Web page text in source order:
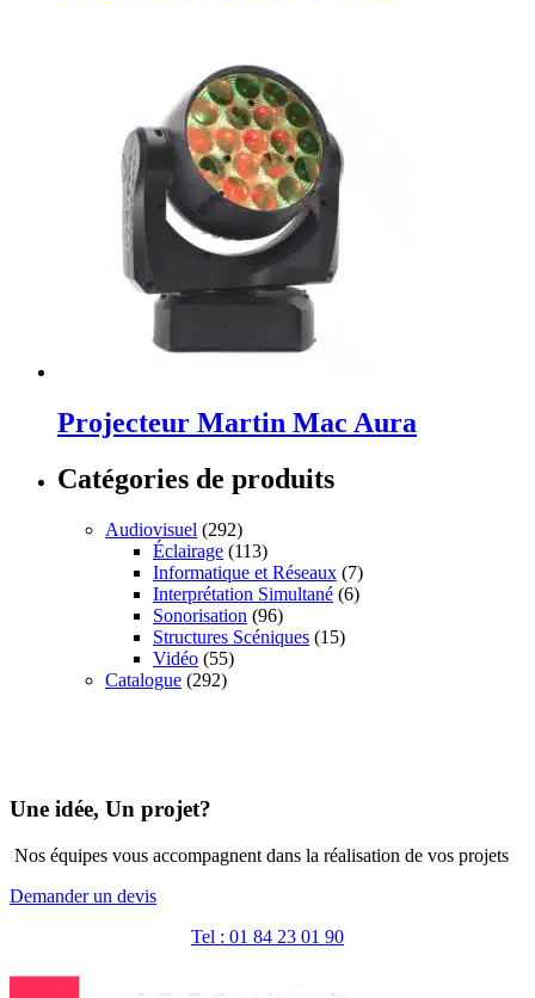
Projecteur Martin Mac Aura
Catégories de produits
Audiovisuel (292)
Éclairage (113)
Informatique et Réseaux (7)
Interprétation Simultané (6)
Sonorisation (96)
Structures Scéniques (15)
Vidéo (55)
Catalogue (292)
Une idée, Un projet?
Nos équipes vous accompagnent dans la réalisation de vos projets
Demander un devis
Tel : 01 84 23 01 90